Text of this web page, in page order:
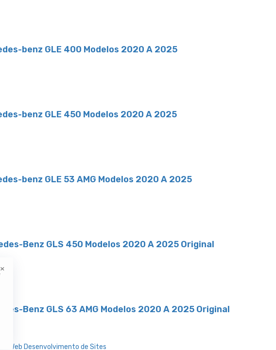
benz GLE 400 Modelos 2020 A 2025
benz GLE 450 Modelos 2020 A 2025
benz GLE 53 AMG Modelos 2020 A 2025
Benz GLS 450 Modelos 2020 A 2025 Original
Benz GLS 63 AMG Modelos 2020 A 2025 Original
DhiWeb Desenvolvimento de Sites
×